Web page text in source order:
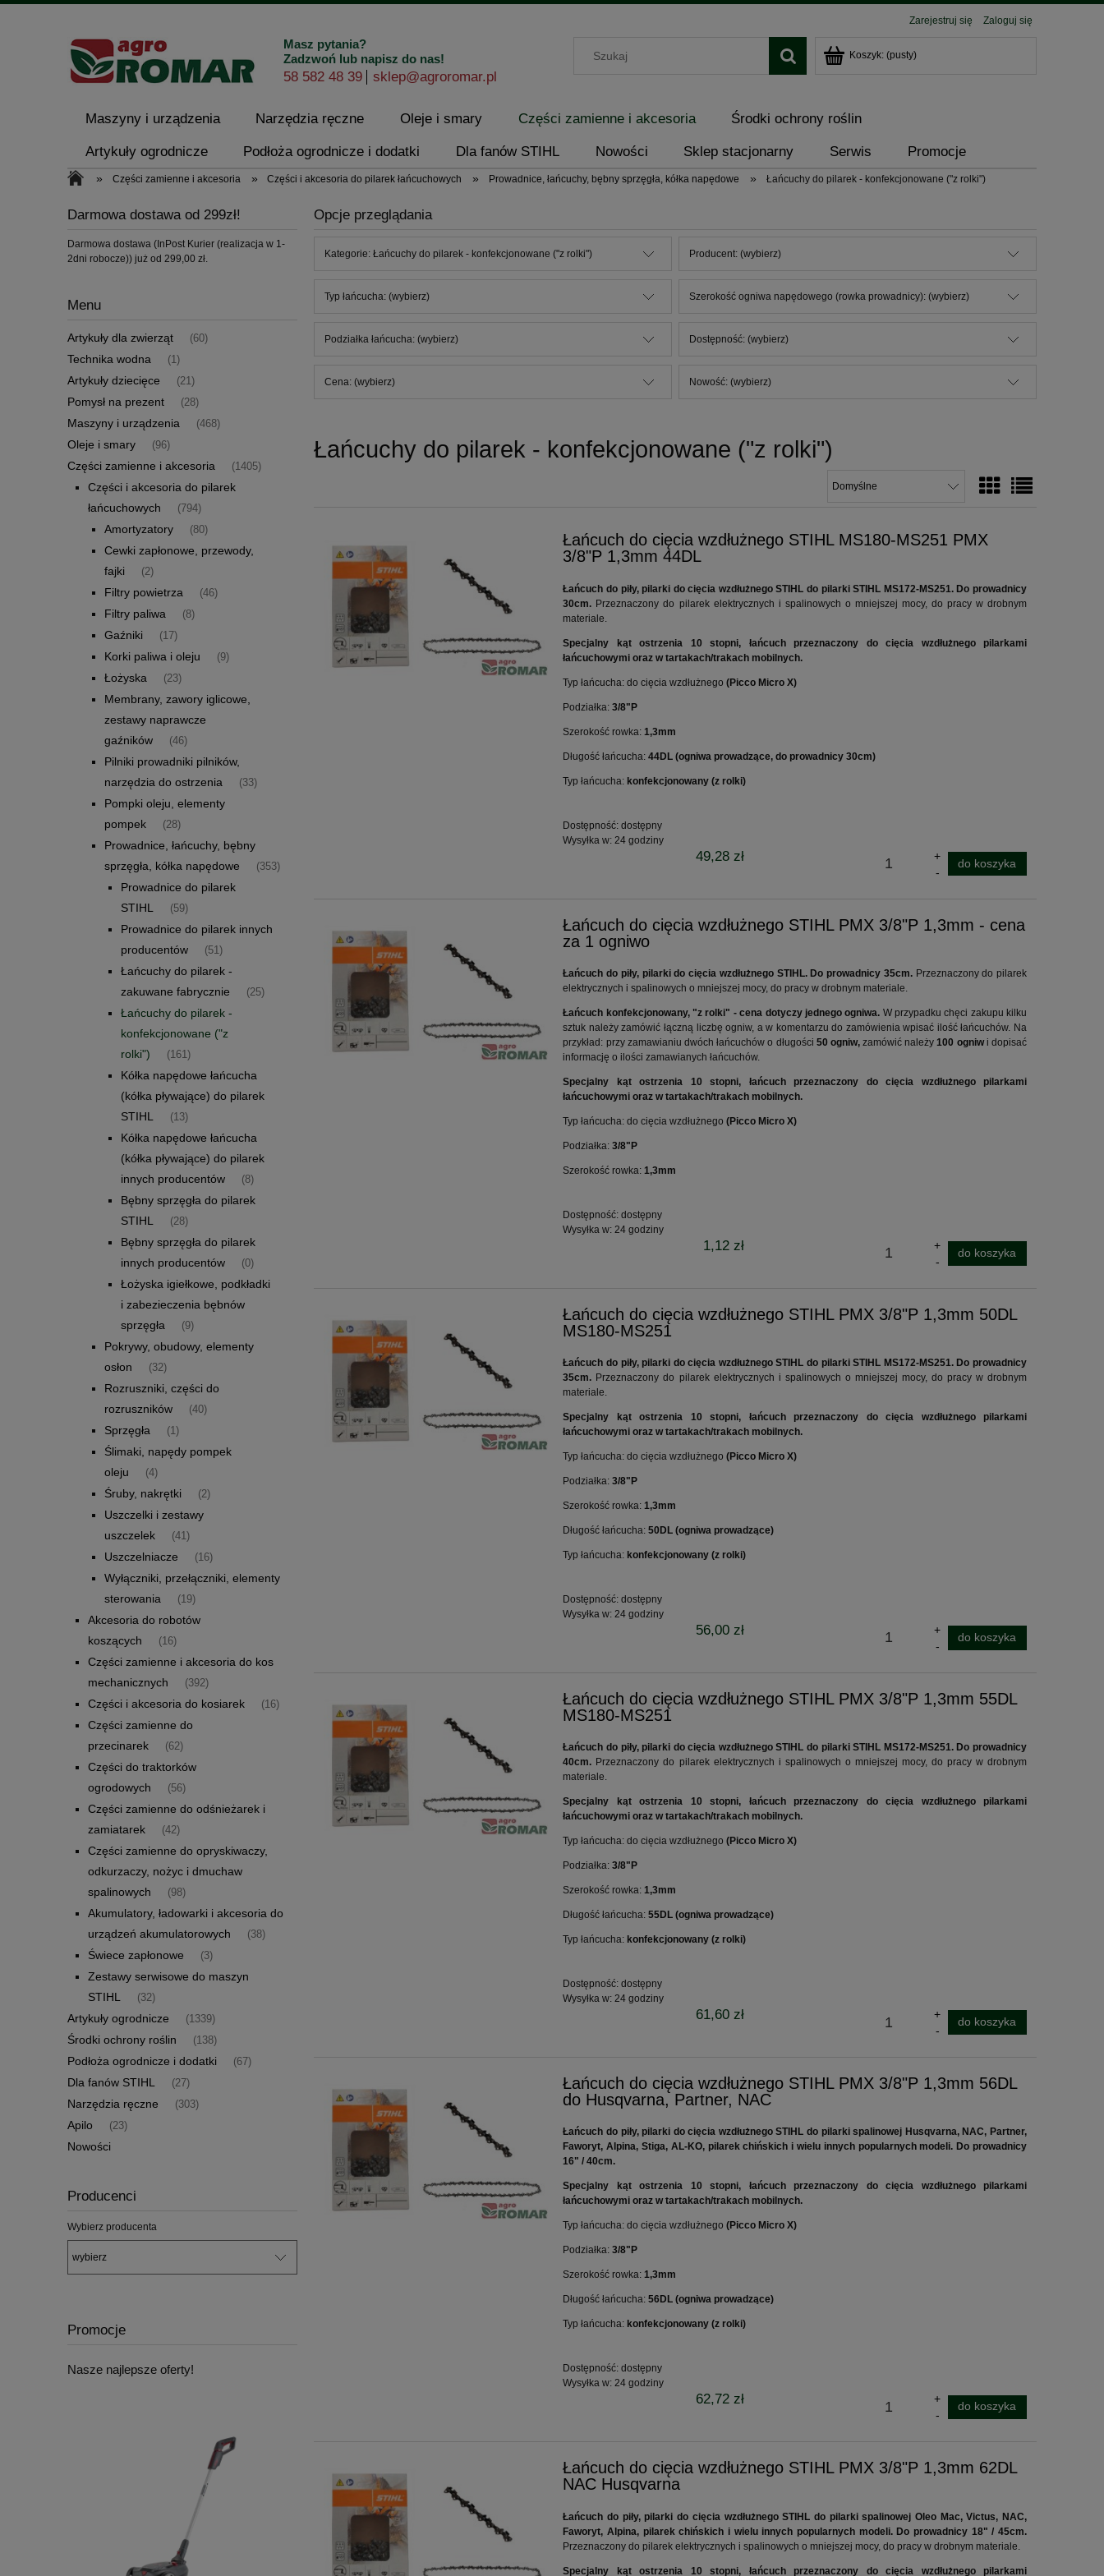
Zarejestruj się Zaloguj się
Masz pytania?
Zadzwoń lub napisz do nas!
58 582 48 39 sklep@agroromar.pl
Koszyk: (pusty)
Maszyny i urządzenia Narzędzia ręczne Oleje i smary Części zamienne i akcesoria Środki ochrony roślin
Artykuły ogrodnicze Podłoża ogrodnicze i dodatki Dla fanów STIHL Nowości Sklep stacjonarny Serwis Promocje
Kontakt i dane firmy
» Części zamienne i akcesoria » Części i akcesoria do pilarek łańcuchowych » Prowadnice, łańcuchy, bębny sprzęgła, kółka napędowe » Łańcuchy do pilarek - konfekcjonowane ("z rolki")
Darmowa dostawa od 299zł!
Darmowa dostawa (InPost Kurier (realizacja w 1-
2dni robocze)) już od 299,00 zł.
Menu
Artykuły dla zwierząt (60)
Technika wodna (1)
Artykuły dziecięce (21)
Pomysł na prezent (28)
Maszyny i urządzenia (468)
Oleje i smary (96)
Części zamienne i akcesoria (1405)
Części i akcesoria do pilarek
łańcuchowych
(794)
Amortyzatory (80)
Cewki zapłonowe, przewody,
fajki
(2)
Filtry powietrza (46)
Filtry paliwa (8)
Gaźniki (17)
Korki paliwa i oleju (9)
Łożyska (23)
Membrany, zawory iglicowe,
zestawy naprawcze
gaźników
(46)
Pilniki prowadniki pilników,
narzędzia do ostrzenia
(33)
Pompki oleju, elementy
pompek
(28)
Prowadnice, łańcuchy, bębny
sprzęgła, kółka napędowe
(353)
Prowadnice do pilarek
STIHL
(59)
Prowadnice do pilarek innych
producentów
(51)
Łańcuchy do pilarek -
zakuwane fabrycznie
(25)
Łańcuchy do pilarek -
konfekcjonowane ("z
rolki")
(161)
Kółka napędowe łańcucha
(kółka pływające) do pilarek
STIHL
(13)
Kółka napędowe łańcucha
(kółka pływające) do pilarek
innych producentów
(8)
Bębny sprzęgła do pilarek
STIHL
(28)
Bębny sprzęgła do pilarek
innych producentów
(0)
Łożyska igiełkowe, podkładki
i zabezieczenia bębnów
sprzęgła
(9)
Pokrywy, obudowy, elementy
osłon
(32)
Rozruszniki, części do
rozruszników
(40)
Sprzęgła (1)
Ślimaki, napędy pompek
oleju
(4)
Śruby, nakrętki (2)
Uszczelki i zestawy
uszczelek
(41)
Uszczelniacze (16)
Wyłączniki, przełączniki, elementy
sterowania
(19)
Akcesoria do robotów
koszących
(16)
Części zamienne i akcesoria do kos
mechanicznych
(392)
Części i akcesoria do kosiarek (16)
Części zamienne do
przecinarek
(62)
Części do traktorków
ogrodowych
(56)
Części zamienne do odśnieżarek i
zamiatarek
(42)
Części zamienne do opryskiwaczy,
odkurzaczy, nożyc i dmuchaw
spalinowych
(98)
Akumulatory, ładowarki i akcesoria do
urządzeń akumulatorowych
(38)
Świece zapłonowe (3)
Zestawy serwisowe do maszyn
STIHL
(32)
Artykuły ogrodnicze (1339)
Środki ochrony roślin (138)
Podłoża ogrodnicze i dodatki (67)
Dla fanów STIHL (27)
Narzędzia ręczne (303)
Apilo (23)
Nowości
Producenci
Wybierz producenta
Promocje
Nasze najlepsze oferty!
Opcje przeglądania
Kategorie: Łańcuchy do pilarek - konfekcjonowane ("z rolki") Producent: (wybierz)
Typ łańcucha: (wybierz) Szerokość ogniwa napędowego (rowka prowadnicy): (wybierz)
Podziałka łańcucha: (wybierz) Dostępność: (wybierz)
Cena: (wybierz) Nowość: (wybierz)
Łańcuchy do pilarek - konfekcjonowane ("z rolki")
Łańcuch do cięcia wzdłużnego STIHL MS180-MS251 PMX
3/8"P 1,3mm 44DL
Łańcuch do piły, pilarki do cięcia wzdłużnego STIHL do pilarki STIHL MS172-MS251. Do prowadnicy
30cm. Przeznaczony do pilarek elektrycznych i spalinowych o mniejszej mocy, do pracy w drobnym
materiale.
Specjalny kąt ostrzenia 10 stopni, łańcuch przeznaczony do cięcia wzdłużnego pilarkami
łańcuchowymi oraz w tartakach/trakach mobilnych.
Typ łańcucha: do cięcia wzdłużnego(Picco Micro X)
Podziałka:3/8"P
Szerokość rowka: 1,3mm
Długość łańcucha:44DL (ogniwa prowadzące, do prowadnicy 30cm)
Typ łańcucha: konfekcjonowany (z rolki)
Dostępność: dostępny
Wysyłka w: 24 godziny
49,28 zł do koszyka
Łańcuch do cięcia wzdłużnego STIHL PMX 3/8"P 1,3mm - cena
za 1 ogniwo
Łańcuch do piły, pilarki do cięcia wzdłużnego STIHL. Do prowadnicy 35cm. Przeznaczony do pilarek
elektrycznych i spalinowych o mniejszej mocy, do pracy w drobnym materiale.
Łańcuch konfekcjonowany, "z rolki" - cena dotyczy jednego ogniwa. W przypadku chęci zakupu kilku
sztuk należy zamówić łączną liczbę ogniw, a w komentarzu do zamówienia wpisać ilość łańcuchów. Na
przykład: przy zamawianiu dwóch łańcuchów o długości 50 ogniw,zamówić należy 100 ogniwi dopisać
informację o ilości zamawianych łańcuchów.
Specjalny kąt ostrzenia 10 stopni, łańcuch przeznaczony do cięcia wzdłużnego pilarkami
łańcuchowymi oraz w tartakach/trakach mobilnych.
Typ łańcucha: do cięcia wzdłużnego(Picco Micro X)
Podziałka:3/8"P
Szerokość rowka: 1,3mm
Dostępność: dostępny
Wysyłka w: 24 godziny
1,12 zł do koszyka
Łańcuch do cięcia wzdłużnego STIHL PMX 3/8"P 1,3mm 50DL
MS180-MS251
Łańcuch do piły, pilarki do cięcia wzdłużnego STIHL do pilarki STIHL MS172-MS251. Do prowadnicy
35cm. Przeznaczony do pilarek elektrycznych i spalinowych o mniejszej mocy, do pracy w drobnym
materiale.
Specjalny kąt ostrzenia 10 stopni, łańcuch przeznaczony do cięcia wzdłużnego pilarkami
łańcuchowymi oraz w tartakach/trakach mobilnych.
Typ łańcucha: do cięcia wzdłużnego(Picco Micro X)
Podziałka:3/8"P
Szerokość rowka:1,3mm
Długość łańcucha:50DL (ogniwa prowadzące)
Typ łańcucha: konfekcjonowany (z rolki)
Dostępność: dostępny
Wysyłka w: 24 godziny
56,00 zł do koszyka
Łańcuch do cięcia wzdłużnego STIHL PMX 3/8"P 1,3mm 55DL
MS180-MS251
Łańcuch do piły, pilarki do cięcia wzdłużnego STIHL do pilarki STIHL MS172-MS251. Do prowadnicy
40cm. Przeznaczony do pilarek elektrycznych i spalinowych o mniejszej mocy, do pracy w drobnym
materiale.
Specjalny kąt ostrzenia 10 stopni, łańcuch przeznaczony do cięcia wzdłużnego pilarkami
łańcuchowymi oraz w tartakach/trakach mobilnych.
Typ łańcucha: do cięcia wzdłużnego(Picco Micro X)
Podziałka:3/8"P
Szerokość rowka:1,3mm
Długość łańcucha:55DL (ogniwa prowadzące)
Typ łańcucha: konfekcjonowany (z rolki)
Dostępność: dostępny
Wysyłka w: 24 godziny
61,60 zł do koszyka
Łańcuch do cięcia wzdłużnego STIHL PMX 3/8"P 1,3mm 56DL
do Husqvarna, Partner, NAC
Łańcuch do piły, pilarki do cięcia wzdłużnego STIHLdo pilarki spalinowej Husqvarna, NAC, Partner,
Faworyt, Alpina, Stiga, AL-KO, pilarek chińskich i wielu innych popularnych modeli. Do prowadnicy
16" / 40cm.
Specjalny kąt ostrzenia 10 stopni, łańcuch przeznaczony do cięcia wzdłużnego pilarkami
łańcuchowymi oraz w tartakach/trakach mobilnych.
Typ łańcucha: do cięcia wzdłużnego(Picco Micro X)
Podziałka:3/8"P
Szerokość rowka:1,3mm
Długość łańcucha:56DL (ogniwa prowadzące)
Typ łańcucha: konfekcjonowany (z rolki)
Dostępność: dostępny
Wysyłka w: 24 godziny
62,72 zł do koszyka
Łańcuch do cięcia wzdłużnego STIHL PMX 3/8"P 1,3mm 62DL
NAC Husqvarna
Łańcuch do piły, pilarki do cięcia wzdłużnego STIHL do pilarki spalinowej Oleo Mac, Victus, NAC,
Faworyt, Alpina, pilarek chińskich i wielu innych popularnych modeli. Do prowadnicy 18" / 45cm.
Przeznaczony do pilarek elektrycznych i spalinowych o mniejszej mocy, do pracy w drobnym materiale.
Specjalny kąt ostrzenia 10 stopni, łańcuch przeznaczony do cięcia wzdłużnego pilarkami